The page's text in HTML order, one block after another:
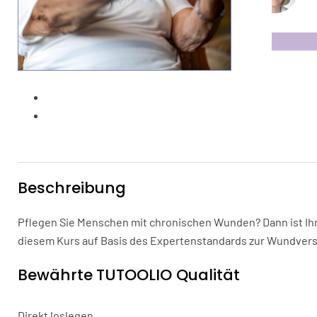
Beschreibung
Pflegen Sie Menschen mit chronischen Wunden? Dann ist
diesem Kurs auf Basis des Expertenstandards zur
Bewährte TUTOOLIO Qualität